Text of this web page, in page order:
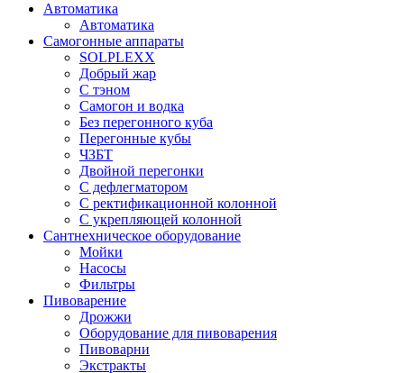
Автоматика
Автоматика
Самогонные аппараты
SOLPLEXX
Добрый жар
С тэном
Самогон и водка
Без перегонного куба
Перегонные кубы
ЧЗБТ
Двойной перегонки
С дефлегматором
С ректификационной колонной
С укрепляющей колонной
Сантнехническое оборудование
Мойки
Насосы
Фильтры
Пивоварение
Дрожжи
Оборудование для пивоварения
Пивоварни
Экстракты